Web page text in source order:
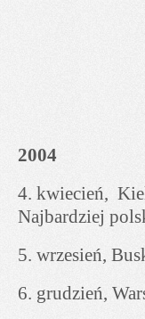
2004
4. kwiecień,
Najbardziej
5. wrzesień,
6. grudzień,